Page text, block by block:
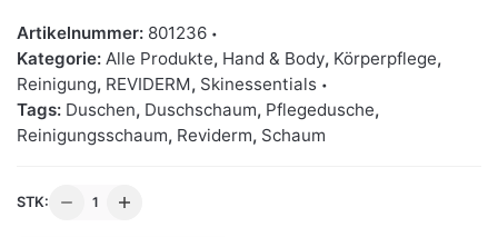
Artikelnummer: 801236
Kategorie: Alle Produkte, Hand & Body, Körperpflege,
Reinigung, REVIDERM, Skinessentials
Tags: Duschen, Duschschaum, Pflegedusche,
Reinigungsschaum, Reviderm, Schaum
STK:
REVIDERM